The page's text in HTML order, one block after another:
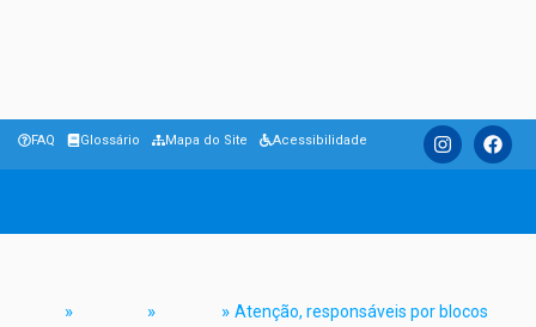
FAQ Glossário Mapa do Site Acessibilidade
» » » Atenção, responsáveis por blocos